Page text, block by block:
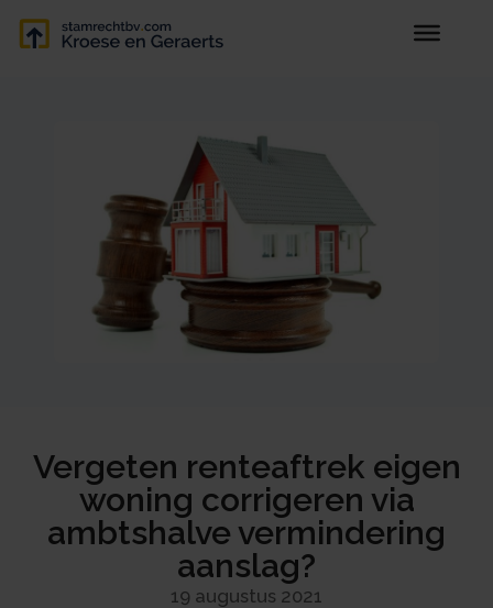
Vergeten renteaftrek eigen
woning corrigeren via
ambtshalve vermindering
aanslag?
19 augustus 2021